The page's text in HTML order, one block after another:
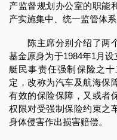
产监督规划办公室的职能
产实施集中、统一监管体系
陈主席分别介绍了两个
基金原身为于1984年1月
艇民事责任强制保险之
定，改称为汽车及航海保
有效的保险保障，又或者
权限对受强制保险约束之
身体侵害作出损害赔偿。